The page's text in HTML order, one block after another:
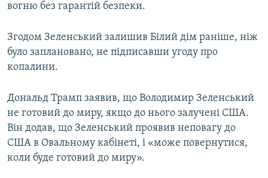
вогню без гарантій безпеки.
Згодом Зеленський залишив Білий дім раніше, ніж
було заплановано, не підписавши угоду про
копалини.
Дональд Трамп заявив, що Володимир Зеленський
не готовий до миру, якщо до нього залучені США.
Він додав, що Зеленський проявив неповагу до
США в Овальному кабінеті, і «може повернутися,
коли буде готовий до миру».